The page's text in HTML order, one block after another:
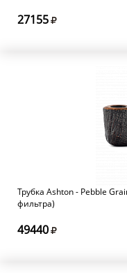
27155
Трубка Ashton - Pebble
фильтра)
49440